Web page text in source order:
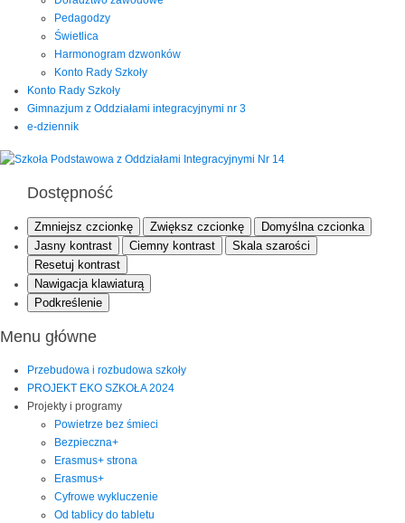
Pedagodzy
Świetlica
Harmonogram dzwonków
Konto Rady Szkoły
Konto Rady Szkoły
Gimnazjum z Oddziałami integracyjnymi nr 3
e-dziennik
Dostępność
Zmniejsz czcionkę Zwiększ czcionkę
Domyślna czcionka
Jasny kontrast
Ciemny kontrast
Skala szarości
Resetuj kontrast
Nawigacja klawiaturą
Podkreślenie
Menu główne
Przebudowa i rozbudowa szkoły
PROJEKT EKO SZKOŁA 2024
Projekty i programy
Powietrze bez śmieci
Bezpieczna+
Erasmus+ strona
Erasmus+
Cyfrowe wykluczenie
Od tablicy do tabletu